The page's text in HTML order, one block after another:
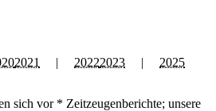
2021 | 20222023 | 2025
sich vor * Zeitzeugenberichte; unsere